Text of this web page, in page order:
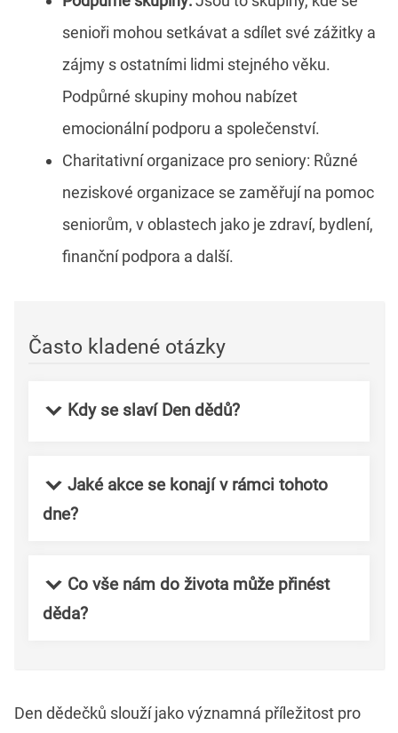
senioři mohou setkávat a sdílet své zážitky a
zájmy s ostatními lidmi stejného věku.
Podpůrné skupiny mohou nabízet
emocionální podporu a společenství.
Charitativní organizace pro seniory: Různé
neziskové organizace se zaměřují na pomoc
seniorům, v oblastech jako je zdraví, bydlení,
finanční podpora a další.
Často kladené otázky
Kdy se slaví Den dědů?
Jaké akce se konají v rámci tohoto
dne?
Co vše nám do života může přinést
děda?
Den dědečků slouží jako významná příležitost pro